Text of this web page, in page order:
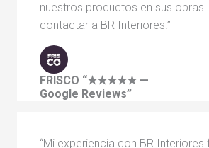
nuestros productos en sus obras.
contactar a BR Interiores!”
FRISCO “★★★★★ —
Google Reviews”
“Mi experiencia con BR Interiores